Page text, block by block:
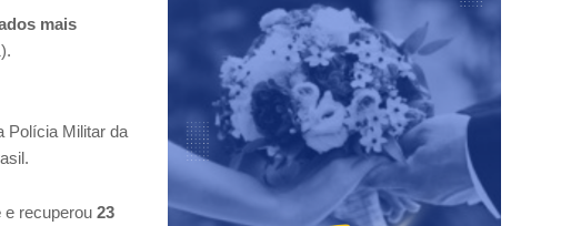
mais
Polícia Militar da
e recuperou 23